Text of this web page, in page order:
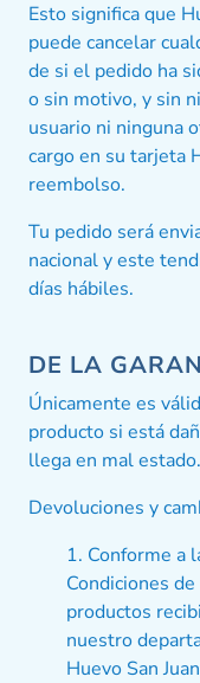
Esto significa que
puede cancelar
de si el pedido ha
o sin motivo, y sin
usuario ni ninguna
cargo en su tarjeta
reembolso.
Tu pedido será
nacional y este
días hábiles.
DE LA
Únicamente es
producto si está
llega en mal estado.
Devoluciones y
Conforme a
Condiciones
productos
nuestro
Huevo San